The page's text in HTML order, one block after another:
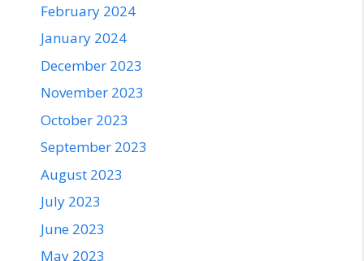
February 2024
January 2024
December 2023
November 2023
October 2023
September 2023
August 2023
July 2023
June 2023
May 2023